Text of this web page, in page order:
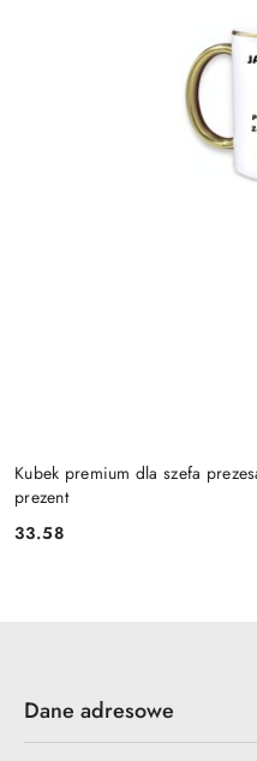
Kubek premium dla szefa
prezent
Cena:
33.58
Dane adresowe